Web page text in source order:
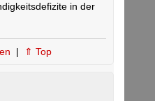
in der
| ⇑ Top